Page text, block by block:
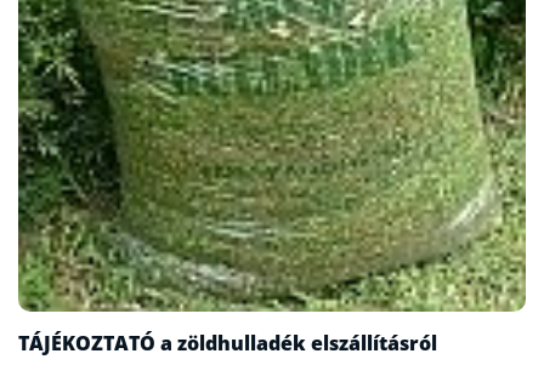
TÁJÉKOZTATÓ a zöldhulladék elszállításról